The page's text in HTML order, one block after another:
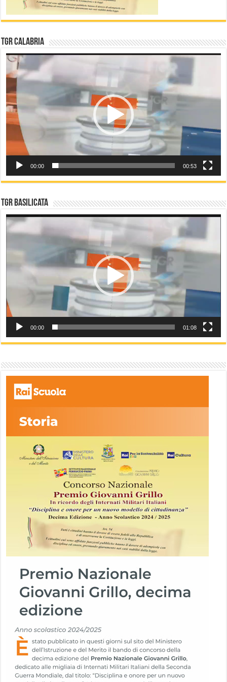
TGR Calabria
Video
Player
00:00 00:53
TGR Basilicata
Video
Player
00:00 01:08